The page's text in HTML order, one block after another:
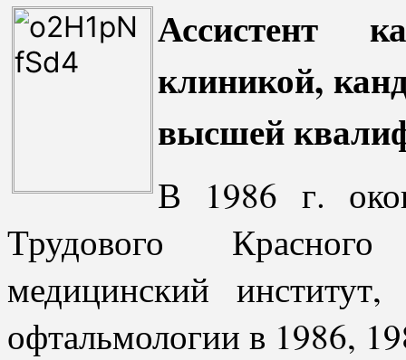
Ассистент
клиникой,
высшей
В 1986 г.
Трудового
медицинский
офтальмологии в 1986,